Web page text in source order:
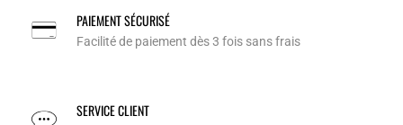
PAIEMENT SÉCURISÉ
Facilité de paiement dès 3 fois sans frais
SERVICE CLIENT